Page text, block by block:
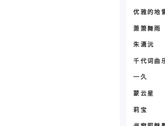
优雅的地
萧箫舞雨
朱潇沅
千代词曲
一久
蒙云星
莉宝